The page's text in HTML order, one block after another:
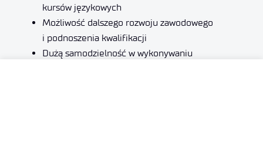
kursów językowych
Możliwość dalszego rozwoju zawodowego
i podnoszenia kwalifikacji
Dużą samodzielność w wykonywaniu